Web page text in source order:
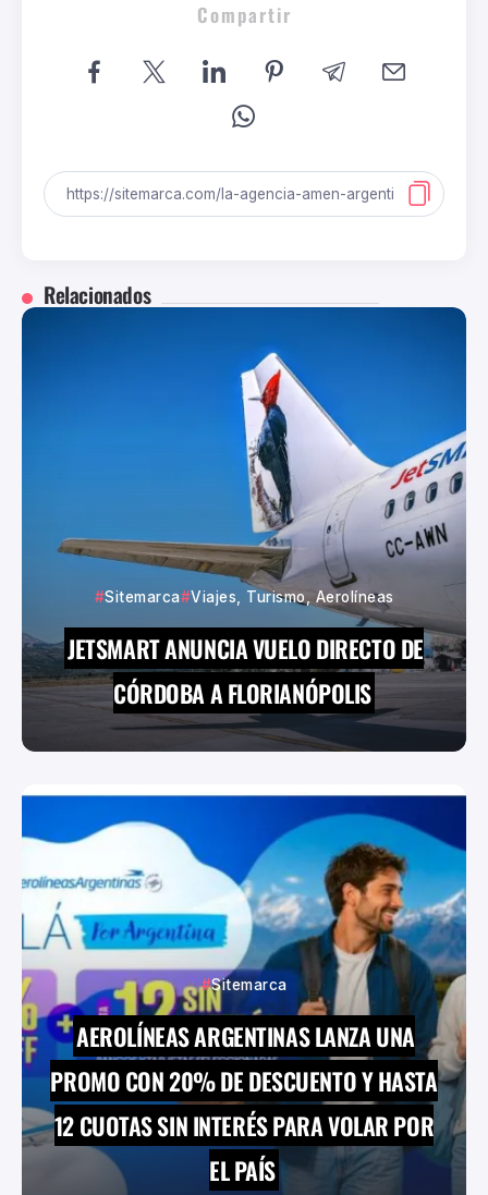
Compartir
Relacionados
Sitemarca Viajes, Turismo, Aerolíneas
JETSMART ANUNCIA VUELO DIRECTO DE
CÓRDOBA A FLORIANÓPOLIS
Sitemarca
AEROLÍNEAS ARGENTINAS LANZA UNA
PROMO CON 20% DE DESCUENTO Y HASTA
12 CUOTAS SIN INTERÉS PARA VOLAR POR
EL PAÍS